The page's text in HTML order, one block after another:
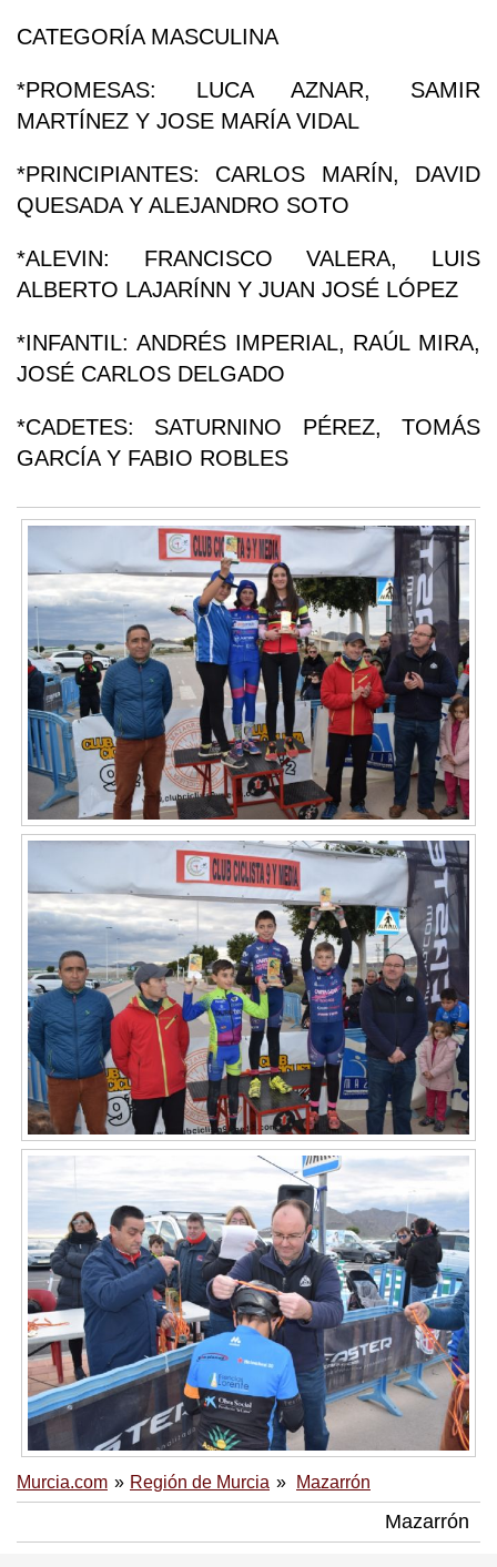
CATEGORÍA MASCULINA
*PROMESAS: LUCA AZNAR, SAMIR
MARTÍNEZ Y JOSE MARÍA VIDAL
*PRINCIPIANTES: CARLOS MARÍN, DAVID
QUESADA Y ALEJANDRO SOTO
*ALEVIN: FRANCISCO VALERA, LUIS
ALBERTO LAJARÍNN Y JUAN JOSÉ LÓPEZ
*INFANTIL: ANDRÉS IMPERIAL, RAÚL MIRA,
JOSÉ CARLOS DELGADO
*CADETES: SATURNINO PÉREZ, TOMÁS
GARCÍA Y FABIO ROBLES
Murcia.com Región de Murcia Mazarrón
Mazarrón